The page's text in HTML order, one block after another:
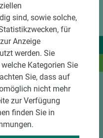
sind, sowie solche,
für
Anzeige
werden. Sie
Kategorien Sie
Sie, dass auf
nicht mehr
zur Verfügung
finden Sie in